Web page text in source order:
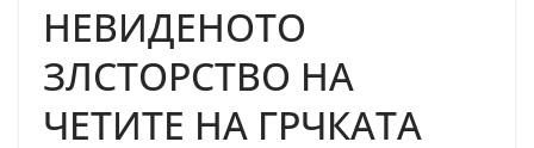
НЕВИДЕНОТО
ЗЛСТОРСТВО НА
ЧЕТИТЕ НА ГРЧКАТА